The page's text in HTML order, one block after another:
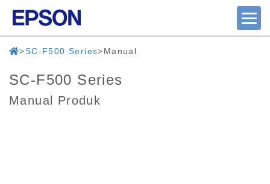
SC-F500 Series Manual
SC-F500 Series
Manual Produk